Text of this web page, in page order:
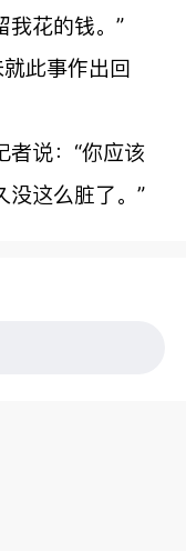
我花的钱。”
此事作出回
者说：“你应该
没这么脏了。”